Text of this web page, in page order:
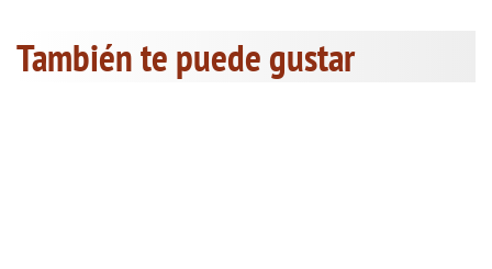
También te puede gustar